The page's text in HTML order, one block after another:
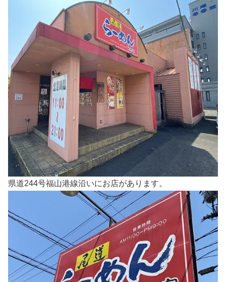
県道244号福山港線沿いにお店があります。